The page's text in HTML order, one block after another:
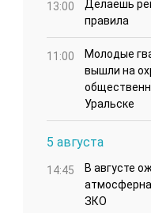
13:00
Делаешь
правила
11:00
Молодые
вышли на
Уральске
5 августа
14:45
В августе
ЗКО